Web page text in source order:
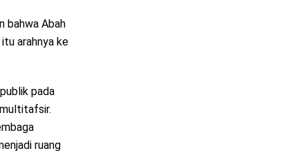
bahwa Abah
arahnya ke
pada
ruang